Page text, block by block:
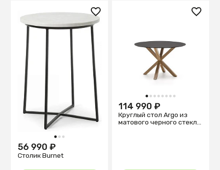
1 2 3
56 990 ₽
Столик Burnet
1 2 3 4 5 6 7 8
114 990 ₽
Круглый стол Argo из
матового черного стекла